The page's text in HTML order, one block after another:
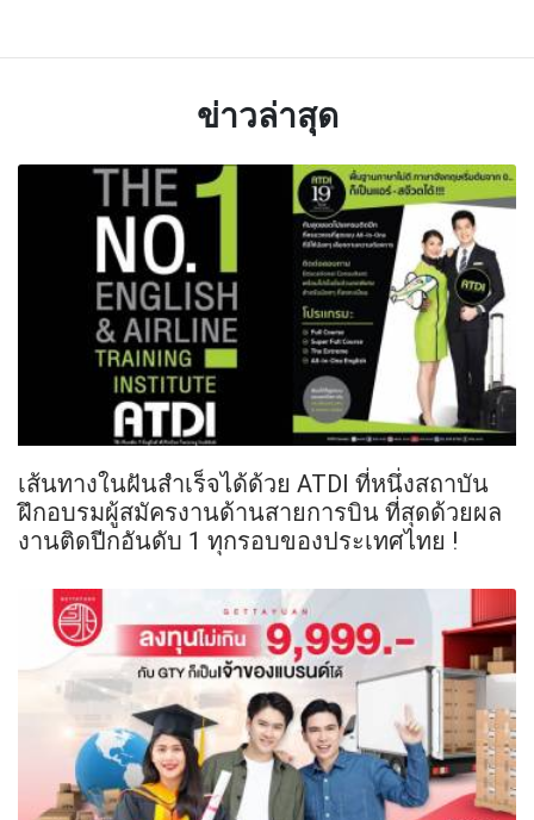
ข่าวล่าสุด
เส้นทางในฝันสำเร็จได้ด้วย ATDI ที่หนึ่งสถาบัน
ฝึกอบรมผู้สมัครงานด้านสายการบิน ที่สุดด้วยผล
งานติดปีกอันดับ 1 ทุกรอบของประเทศไทย !